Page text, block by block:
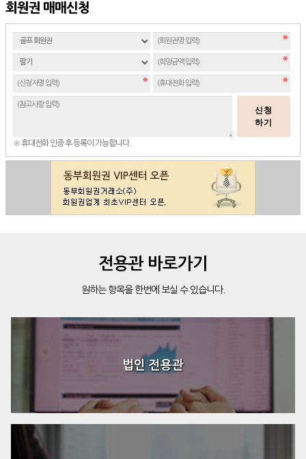
회원권 매매신청
신청
하기
※ 휴대전화 인증 후 등록이 가능합니다.
전용관 바로가기
원하는 항목을 한번에 보실 수 있습니다.
법인 전용관